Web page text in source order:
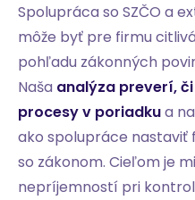
Spolupráca so SZČO a
môže byť pre firmu
pohľadu zákonných
Naša analýza preverí,
procesy v poriadkua
ako spolupráce nastaviť
so zákonom. Cieľom je
nepríjemností pri